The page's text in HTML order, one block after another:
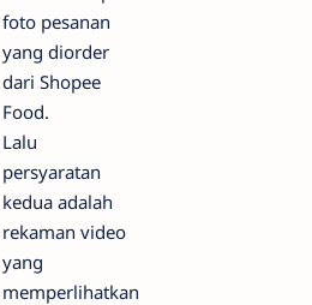
foto pesanan
yang diorder
dari Shopee
Food.
Lalu
persyaratan
kedua adalah
rekaman video
yang
memperlihatkan